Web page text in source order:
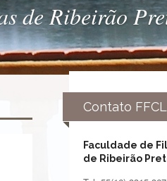
de Ribeirão
Contato
Faculdade de
de Ribeirão